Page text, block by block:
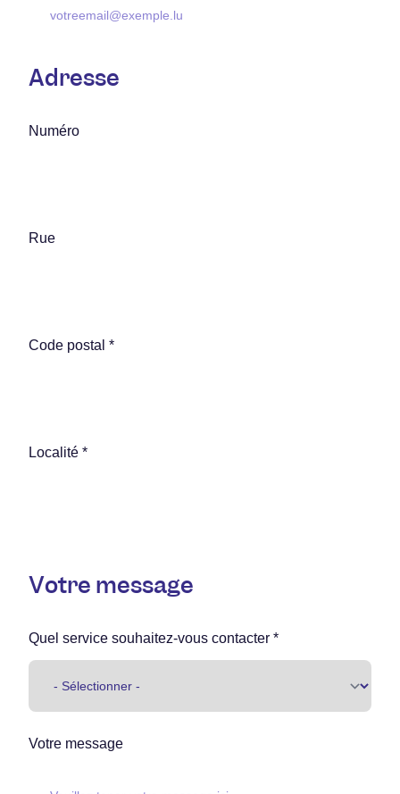
Adresse
Numéro
Rue
Code postal *
Localité *
Votre message
Quel service souhaitez-vous contacter *
Votre message